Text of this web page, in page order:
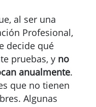
al ser una
Profesional,
decide qué
pruebas, y no
anualmente.
que no tienen
Algunas